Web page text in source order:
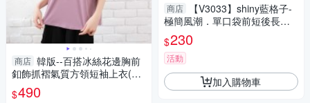
商店 韓版--百搭冰絲花邊胸前
釦飾抓褶氣質方領短袖上衣(黑.
紫XL-4L)-U795眼圈熊中大尺碼
$490
商店
【V3033】shiny藍格子-
極簡風潮．單口袋前短後長翻
領長袖襯衫上衣
$230
活動
加入購物車